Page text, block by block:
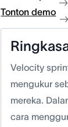
Tonton demo
Velocity
mengukur
mereka.
cara